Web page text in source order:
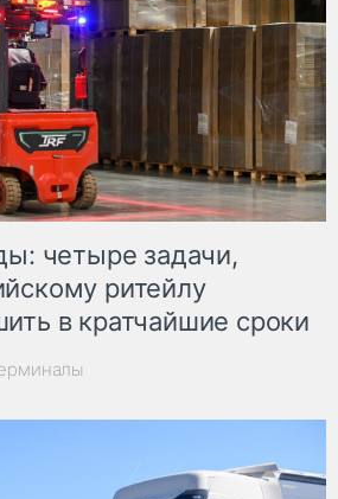
четыре задачи,
ритейлу
в кратчайшие сроки